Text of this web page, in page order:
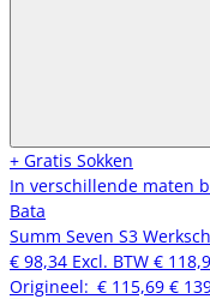
+ Gratis Sokken
In verschillende maten
Bata
Summ Seven S3
€ 98,34 Excl. BTW €
Origineel: € 115,69 €